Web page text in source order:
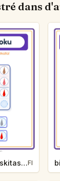
dans
kuvasudoku-keskitaso-varit-6e2eFI